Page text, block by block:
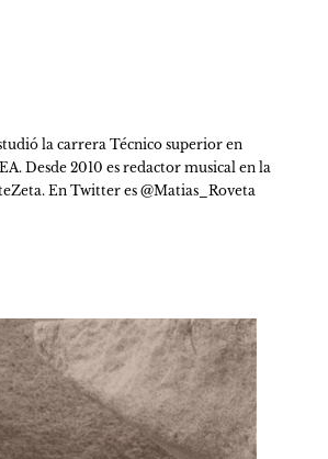
la carrera Técnico superior en
Desde 2010 es redactor musical en la
En Twitter es @Matias_Roveta